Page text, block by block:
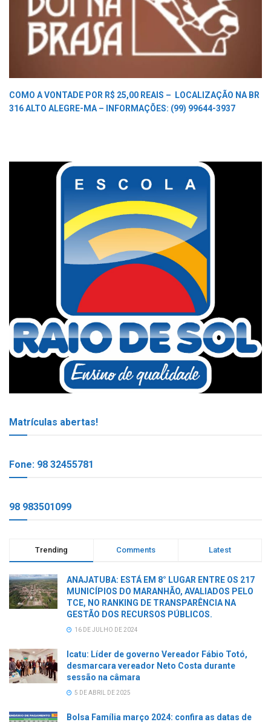
COMO A VONTADE POR R$ 25,00 REAIS –
LOCALIZAÇÃO NA BR
316 ALTO ALEGRE-MA –
INFORMAÇÕES: (99) 99644-3937
Matrículas abertas!
Fone: 98 32455781
98 983501099
Trending Comments Latest
ANAJATUBA: ESTÁ EM 8° LUGAR ENTRE OS 217
MUNICÍPIOS DO MARANHÃO, AVALIADOS PELO
TCE, NO RANKING DE TRANSPARÊNCIA NA
GESTÃO DOS RECURSOS PÚBLICOS.
16 DE JULHO DE 2024
Icatu: Líder de governo Vereador Fábio Totó,
desmarcara vereador Neto Costa durante
sessão na câmara
5 DE ABRIL DE 2025
Bolsa Família março 2024: confira as datas de